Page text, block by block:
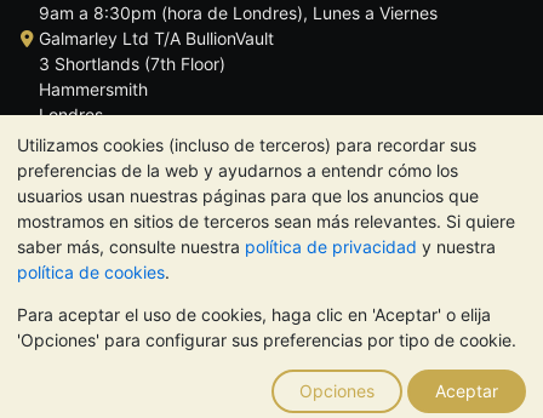
Utilizamos cookies (incluso de terceros) para recordar sus
preferencias de la web y ayudarnos a entendr cómo los
usuarios usan nuestras páginas para que los anuncios que
mostramos en sitios de terceros sean más relevantes. Si quiere
saber más, consulte nuestra política de privacidad y nuestra
política de cookies.
Para aceptar el uso de cookies, haga clic en 'Aceptar' o elija
'Opciones' para configurar sus preferencias por tipo de cookie.
Opciones Aceptar
9am a 8:30pm (hora de Londres), Lunes a Viernes
Galmarley Ltd T/A BullionVault
3 Shortlands (7th Floor)
Hammersmith
Londres
W6 8DA
Reino Unido
NOTA: El valor de los metales preciosos puede tanto bajar como
subir. Las tendencias históricas no garantizan la evolución
futura de los precios. Nada de lo contenido en los sitios web de
BullionVault ni en ninguna de sus comunicaciones constituye